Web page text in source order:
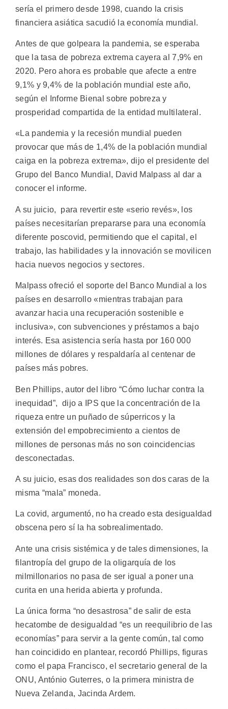
sería el primero desde 1998, cuando la crisis
financiera asiática sacudió la economía mundial.
Antes de que golpeara la pandemia, se esperaba
que la tasa de pobreza extrema cayera al 7,9% en
2020. Pero ahora es probable que afecte a entre
9,1% y 9,4% de la población mundial este año,
según el Informe Bienal sobre pobreza y
prosperidad compartida de la entidad multilateral.
«La pandemia y la recesión mundial pueden
provocar que más de 1,4% de la población mundial
caiga en la pobreza extrema», dijo el presidente del
Grupo del Banco Mundial, David Malpass al dar a
conocer el informe.
A su juicio, para revertir este «serio revés», los
países necesitarían prepararse para una economía
diferente poscovid, permitiendo que el capital, el
trabajo, las habilidades y la innovación se movilicen
hacia nuevos negocios y sectores.
Malpass ofreció el soporte del Banco Mundial a los
países en desarrollo «mientras trabajan para
avanzar hacia una recuperación sostenible e
inclusiva», con subvenciones y préstamos a bajo
interés. Esa asistencia sería hasta por 160 000
millones de dólares y respaldaría al centenar de
países más pobres.
Ben Phillips, autor del libro “Cómo luchar contra la
inequidad”, dijo a IPS que la concentración de la
riqueza entre un puñado de súperricos y la
extensión del empobrecimiento a cientos de
millones de personas más no son coincidencias
desconectadas.
A su juicio, esas dos realidades son dos caras de la
misma “mala” moneda.
La covid, argumentó, no ha creado esta desigualdad
obscena pero sí la ha sobrealimentado.
Ante una crisis sistémica y de tales dimensiones, la
filantropía del grupo de la oligarquía de los
milmillonarios no pasa de ser igual a poner una
curita en una herida abierta y profunda.
La única forma “no desastrosa” de salir de esta
hecatombe de desigualdad “es un reequilibrio de las
economías” para servir a la gente común, tal como
han coincidido en plantear, recordó Phillips, figuras
como el papa Francisco, el secretario general de la
ONU, António Guterres, o la primera ministra de
Nueva Zelanda, Jacinda Ardem.